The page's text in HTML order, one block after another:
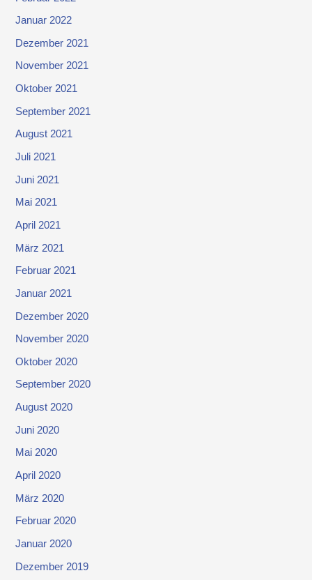
Januar 2022
Dezember 2021
November 2021
Oktober 2021
September 2021
August 2021
Juli 2021
Juni 2021
Mai 2021
April 2021
März 2021
Februar 2021
Januar 2021
Dezember 2020
November 2020
Oktober 2020
September 2020
August 2020
Juni 2020
Mai 2020
April 2020
März 2020
Februar 2020
Januar 2020
Dezember 2019